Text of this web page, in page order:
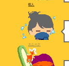
暇人
スニーク